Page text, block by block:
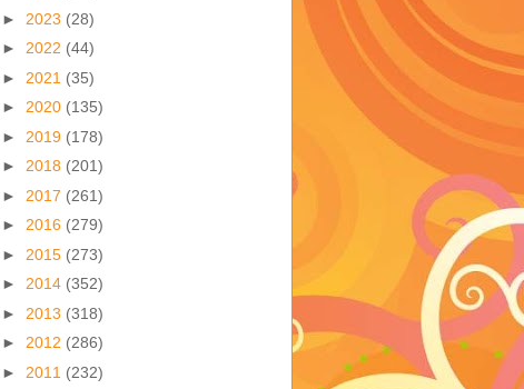
► 2023 (28)
► 2022 (44)
► 2021 (35)
► 2020 (135)
► 2019 (178)
► 2018 (201)
► 2017 (261)
► 2016 (279)
► 2015 (273)
► 2014 (352)
► 2013 (318)
► 2012 (286)
► 2011 (232)